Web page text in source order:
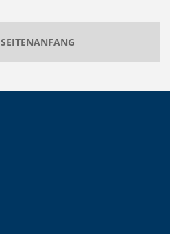
SEITENANFANG